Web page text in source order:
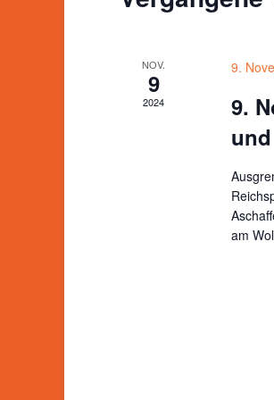
NOV.
9
2024
9.
9.
am